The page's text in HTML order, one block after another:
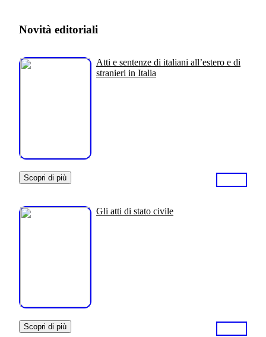
Novità editoriali
Atti e sentenze di italiani all’estero e di
stranieri in Italia
Scopri di più
Gli atti di stato civile
Scopri di più